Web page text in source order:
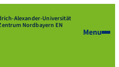
Alexander-Universität
Nordbayern EN
Menu